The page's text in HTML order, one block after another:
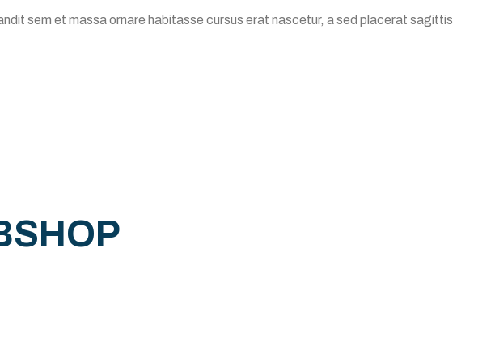
sem et massa ornare habitasse cursus erat nascetur, a sed placerat sagittis